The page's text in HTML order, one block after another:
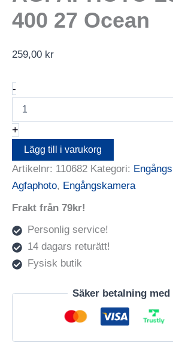
400 27 Ocean
259,00 kr
-AGFAPHOTO
LeBox
400
27
Ocean
mängd
+
Lägg till i varukorg
Artikelnr: 110682 Kategori:
Agfaphoto, Engångskamera
Frakt från 79kr!
Personlig service!
14 dagars returätt!
Fysisk butik
Säker betalning med